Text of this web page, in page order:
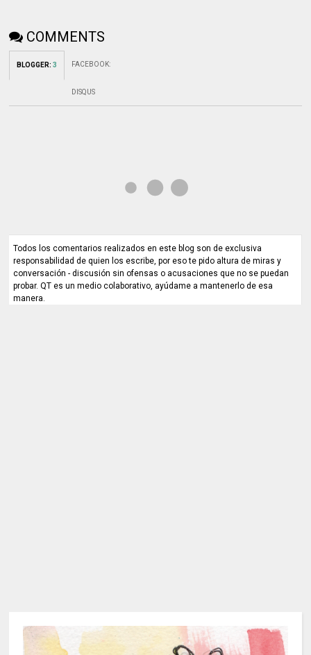
COMMENTS
BLOGGER:3 FACEBOOK:
DISQUS
Todos los comentarios realizados en este blog son de exclusiva
responsabilidad de quien los escribe, por eso te pido altura de miras y
conversación - discusión sin ofensas o acusaciones que no se puedan
probar. QT es un medio colaborativo, ayúdame a mantenerlo de esa
manera.